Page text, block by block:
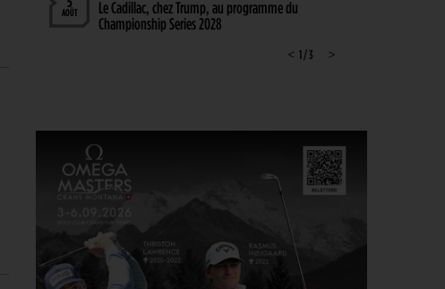
AOÛT
Le Cadillac, chez Trump, au programme du
Championship Series 2028
AOÛT
4
AOÛT
GOLF EN FRANCE > LIEU UNIQUE
L’Évian Resort Golf Club Academy célèbre 20 ans
d’excellence, d’innovation et de transmission
PGA TOUR > ENJEUX
Fin de saison du PGA Tour : Mode d’emploi
4
SAVOIR VIVRE > LA COMPLAINTE DU GOLFEUR
< >
1 / 3